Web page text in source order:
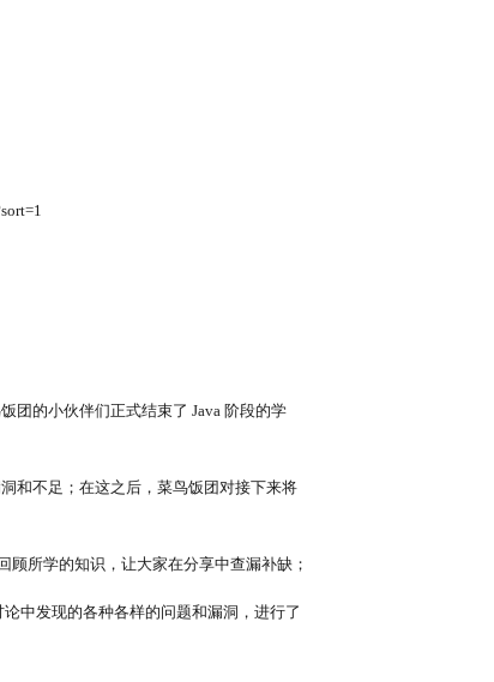
团的小伙伴们正式结束了 Java 阶段的学
和不足；在这之后，菜鸟饭团对接下来将
所学的知识，让大家在分享中查漏补缺；
中发现的各种各样的问题和漏洞，进行了